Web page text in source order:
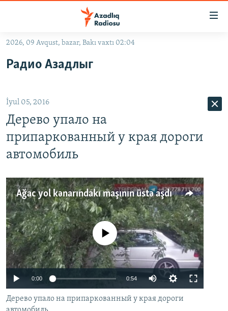
Əsas
qayıt
qayıt
Axtarışa
keç
#İZAHLA
#ƏSLINDƏ
FƏRQƏ BAX
QANUNI DOĞRU
MULTIMEDIA
VIDEO
FOTOQALEREYA
İNFOQRAFIKA
KARIKATURA
RADIO ARXIV
OXU ZALI
AZƏRBAYCAN ƏDƏBIYYATI KITABXANASI
İSLAM VƏ DEMOKRATIYA
İZ - MƏDƏNIYYƏT PROQRAMI
HAQQIMIZDA
MISSIYAMIZ
PEŞƏ ETIKASI VƏ JURNALISTIKA STANDARTLARIMIZ
MATERIALLARIMIZDAN ISTIFADƏ
BIZI IZLƏ
2026, 09 Avqust, bazar, Bakı vaxtı 02:04
Радио Азадлыг
İyul 05, 2016
Дерево упало на
припаркованный у края дороги
автомобиль
Ağac yol kənarındakı maşının üstə aşdı
No media source currently available
0:00 0:54
Дерево упало на припаркованный у края дороги